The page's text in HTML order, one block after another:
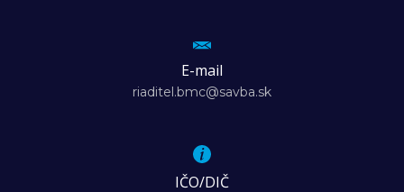
E-mail
riaditel.bmc@savba.sk
IČO/DIČ